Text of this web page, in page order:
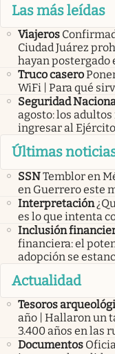
Las más leídas
Viajeros
Ciudad Juárez
hayan postergado
Truco casero
WiFi | Para qué
Seguridad
agosto: los
ingresar al
Últimas
SSNTemblor en
en Guerrero este
Interpretación
es lo que intenta
Inclusión
financiera: el
adopción se
Actualidad
Tesoros
año | Hallaron un
3.400 años en las
Documentos